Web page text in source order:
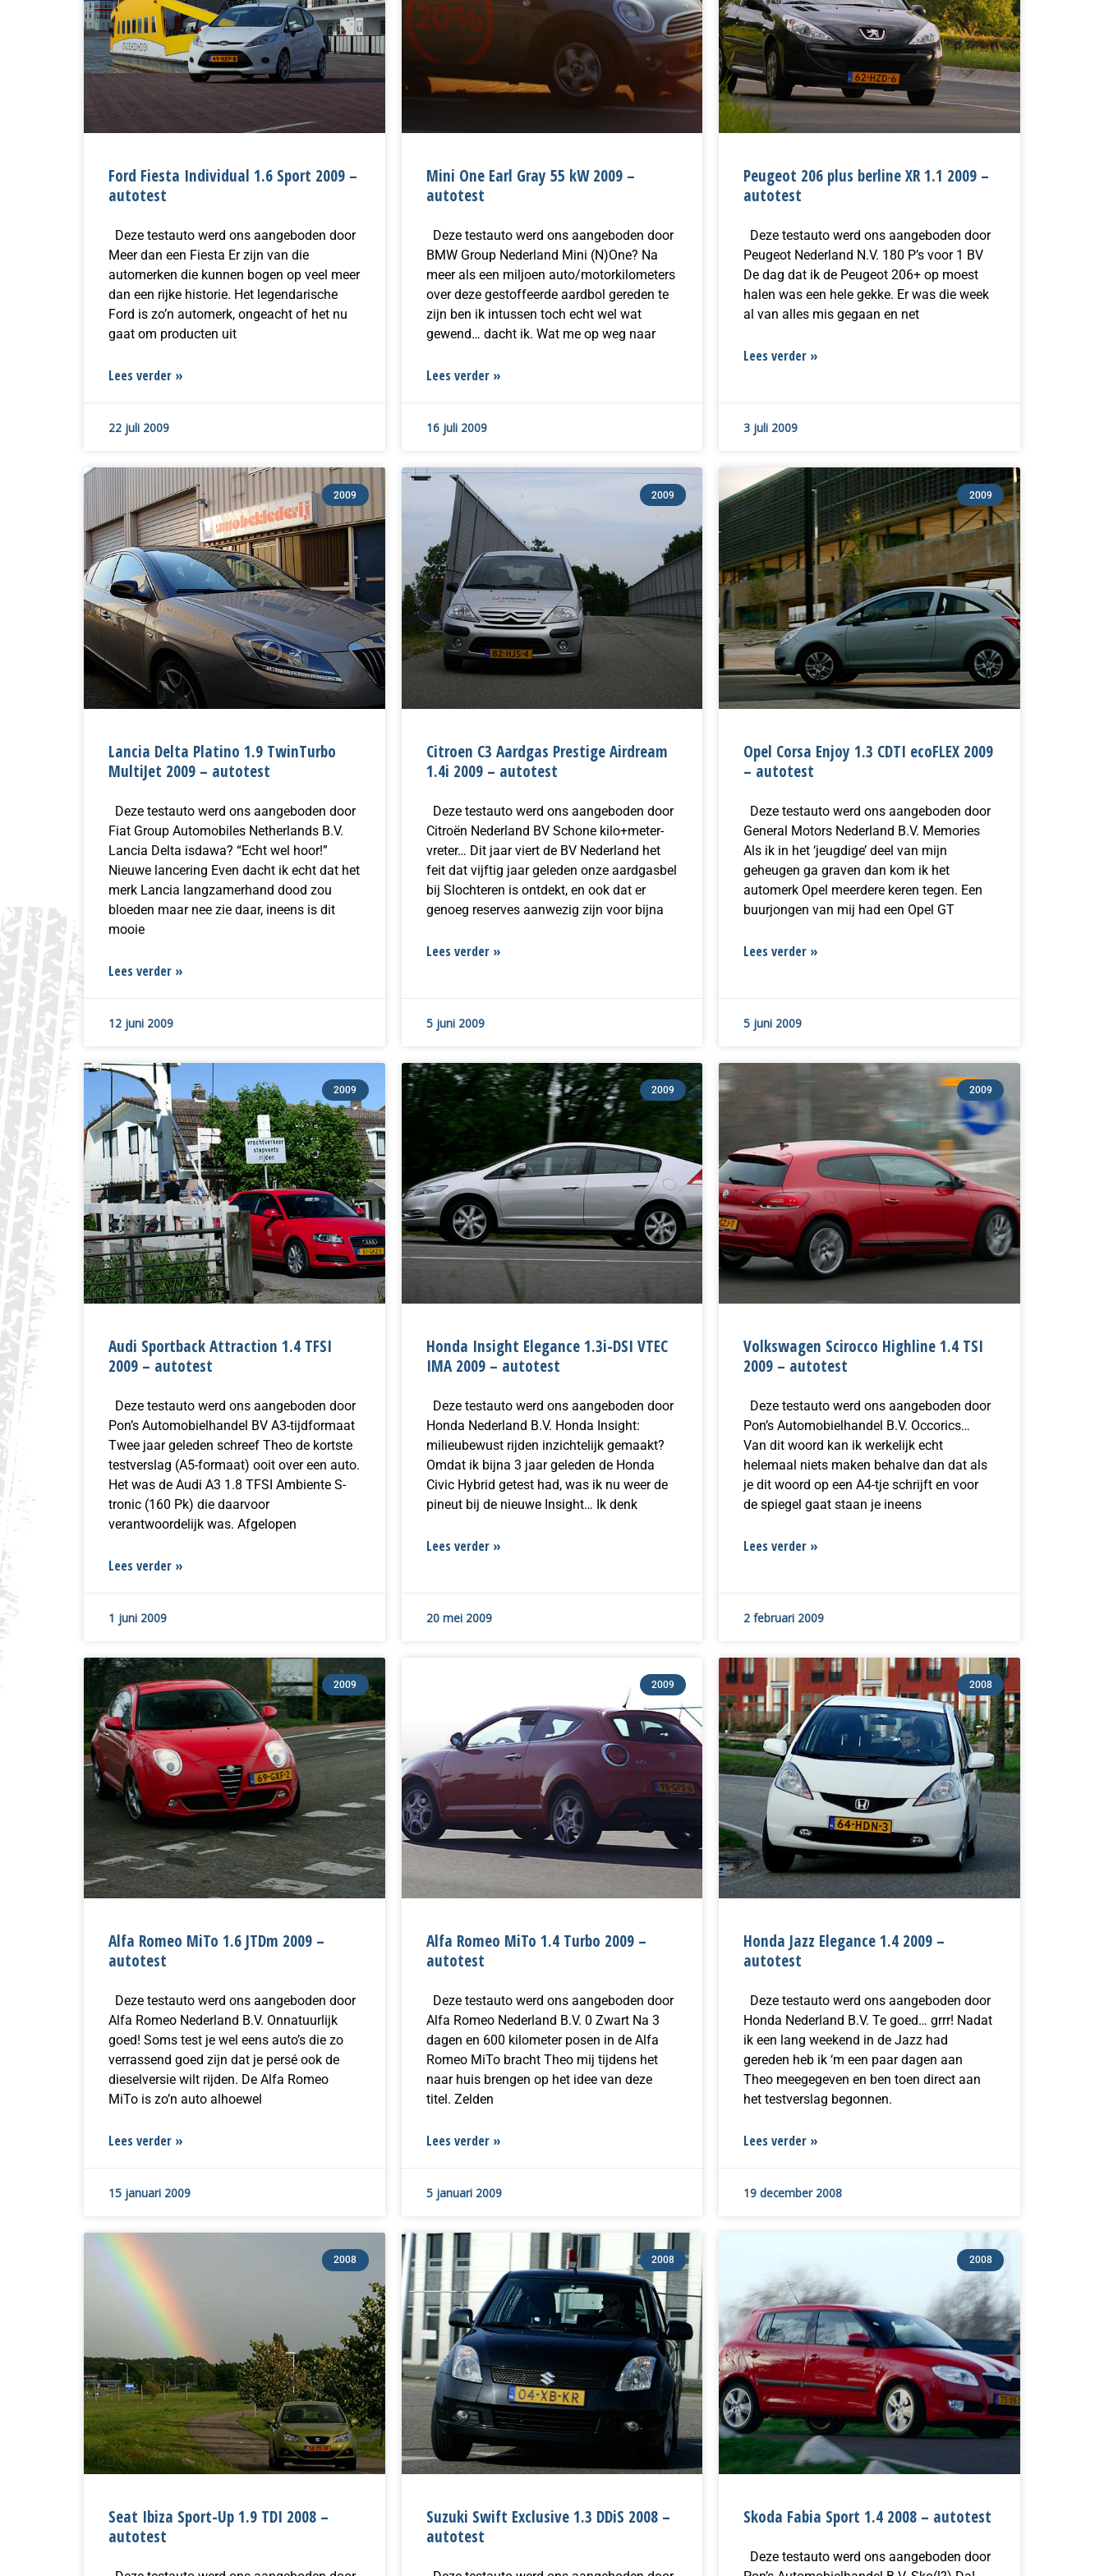
Ford Fiesta Individual 1.6 Sport 2009 –
autotest
Deze testauto werd ons aangeboden door
Meer dan een Fiesta Er zijn van die
automerken die kunnen bogen op veel meer
dan een rijke historie. Het legendarische
Ford is zo’n automerk, ongeacht of het nu
gaat om producten uit
Lees verder »
22 juli 2009
Mini One Earl Gray 55 kW 2009 –
autotest
Deze testauto werd ons aangeboden door
BMW Group Nederland Mini (N)One? Na
meer als een miljoen auto/motorkilometers
over deze gestoffeerde aardbol gereden te
zijn ben ik intussen toch echt wel wat
gewend… dacht ik. Wat me op weg naar
Lees verder »
16 juli 2009
Peugeot 206 plus berline XR 1.1 2009 –
autotest
Deze testauto werd ons aangeboden door
Peugeot Nederland N.V. 180 P’s voor 1 BV
De dag dat ik de Peugeot 206+ op moest
halen was een hele gekke. Er was die week
al van alles mis gegaan en net
Lees verder »
3 juli 2009
2009
Lancia Delta Platino 1.9 TwinTurbo
MultiJet 2009 – autotest
Deze testauto werd ons aangeboden door
Fiat Group Automobiles Netherlands B.V.
Lancia Delta isdawa? “Echt wel hoor!”
Nieuwe lancering Even dacht ik echt dat het
merk Lancia langzamerhand dood zou
bloeden maar nee zie daar, ineens is dit
mooie
Lees verder »
12 juni 2009
2009
Citroen C3 Aardgas Prestige Airdream
1.4i 2009 – autotest
Deze testauto werd ons aangeboden door
Citroën Nederland BV Schone kilo+meter-
vreter… Dit jaar viert de BV Nederland het
feit dat vijftig jaar geleden onze aardgasbel
bij Slochteren is ontdekt, en ook dat er
genoeg reserves aanwezig zijn voor bijna
Lees verder »
5 juni 2009
2009
Opel Corsa Enjoy 1.3 CDTI ecoFLEX 2009
– autotest
Deze testauto werd ons aangeboden door
General Motors Nederland B.V. Memories
Als ik in het ‘jeugdige’ deel van mijn
geheugen ga graven dan kom ik het
automerk Opel meerdere keren tegen. Een
buurjongen van mij had een Opel GT
Lees verder »
5 juni 2009
2009
Audi Sportback Attraction 1.4 TFSI
2009 – autotest
Deze testauto werd ons aangeboden door
Pon’s Automobielhandel BV A3-tijdformaat
Twee jaar geleden schreef Theo de kortste
testverslag (A5-formaat) ooit over een auto.
Het was de Audi A3 1.8 TFSI Ambiente S-
tronic (160 Pk) die daarvoor
verantwoordelijk was. Afgelopen
Lees verder »
1 juni 2009
2009
Honda Insight Elegance 1.3i-DSI VTEC
IMA 2009 – autotest
Deze testauto werd ons aangeboden door
Honda Nederland B.V. Honda Insight:
milieubewust rijden inzichtelijk gemaakt?
Omdat ik bijna 3 jaar geleden de Honda
Civic Hybrid getest had, was ik nu weer de
pineut bij de nieuwe Insight… Ik denk
Lees verder »
20 mei 2009
2009
Volkswagen Scirocco Highline 1.4 TSI
2009 – autotest
Deze testauto werd ons aangeboden door
Pon’s Automobielhandel B.V. Occorics…
Van dit woord kan ik werkelijk echt
helemaal niets maken behalve dan dat als
je dit woord op een A4-tje schrijft en voor
de spiegel gaat staan je ineens
Lees verder »
2 februari 2009
2009
Alfa Romeo MiTo 1.6 JTDm 2009 –
autotest
Deze testauto werd ons aangeboden door
Alfa Romeo Nederland B.V. Onnatuurlijk
goed! Soms test je wel eens auto’s die zo
verrassend goed zijn dat je persé ook de
dieselversie wilt rijden. De Alfa Romeo
MiTo is zo’n auto alhoewel
Lees verder »
15 januari 2009
2009
Alfa Romeo MiTo 1.4 Turbo 2009 –
autotest
Deze testauto werd ons aangeboden door
Alfa Romeo Nederland B.V. 0 Zwart Na 3
dagen en 600 kilometer posen in de Alfa
Romeo MiTo bracht Theo mij tijdens het
naar huis brengen op het idee van deze
titel. Zelden
Lees verder »
5 januari 2009
2008
Honda Jazz Elegance 1.4 2009 –
autotest
Deze testauto werd ons aangeboden door
Honda Nederland B.V. Te goed… grrr! Nadat
ik een lang weekend in de Jazz had
gereden heb ik ‘m een paar dagen aan
Theo meegegeven en ben toen direct aan
het testverslag begonnen.
Lees verder »
19 december 2008
2008
Seat Ibiza Sport-Up 1.9 TDI 2008 –
autotest
2008
Suzuki Swift Exclusive 1.3 DDiS 2008 –
autotest
2008
Skoda Fabia Sport 1.4 2008 – autotest
Deze testauto werd ons aangeboden door